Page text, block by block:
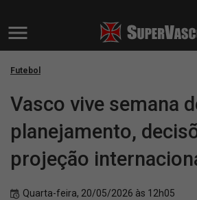
Futebol
Vasco vive semana
planejamento,
projeção
Quarta-feira, 20/05/2026 às 12h05